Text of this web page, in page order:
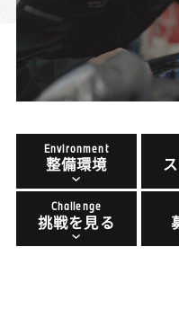
Environment
整備環境
Challenge
挑戦を見る